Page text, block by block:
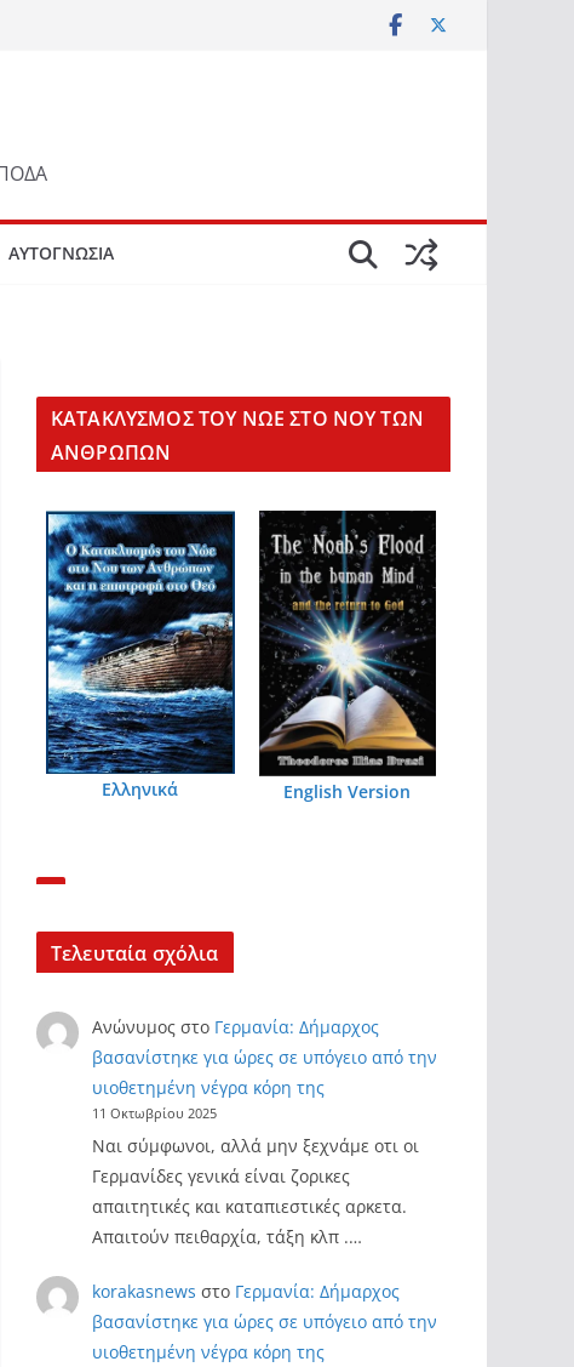
ΑΥΤΟΓΝΩΣΙΑ
KΑΤΑΚΛΥΣΜΟΣ ΤΟΥ ΝΩΕ ΣΤΟ ΝΟΥ ΤΩΝ
ΑΝΘΡΩΠΩΝ
Ελληνικά English Version
Τελευταία σχόλια
Ανώνυμοςστο Γερμανία: Δήμαρχος
βασανίστηκε για ώρες σε υπόγειο από την
υιοθετημένη νέγρα κόρη της
11 Οκτωβρίου 2025
Ναι σύμφωνοι, αλλά μην ξεχνάμε οτι οι
Γερμανίδες γενικά είναι ζορικες
απαιτητικές και καταπιεστικές αρκετα.
Απαιτούν πειθαρχία, τάξη κλπ .…
korakasnews στο Γερμανία: Δήμαρχος
βασανίστηκε για ώρες σε υπόγειο από την
υιοθετημένη νέγρα κόρη της